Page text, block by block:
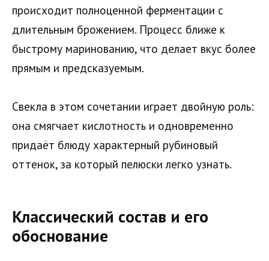
происходит полноценной ферментации с
длительным брожением. Процесс ближе к
быстрому маринованию, что делает вкус более
прямым и предсказуемым.
Свекла в этом сочетании играет двойную роль:
она смягчает кислотность и одновременно
придаёт блюду характерный рубиновый
оттенок, за который пелюски легко узнать.
Классический состав и его
обоснование